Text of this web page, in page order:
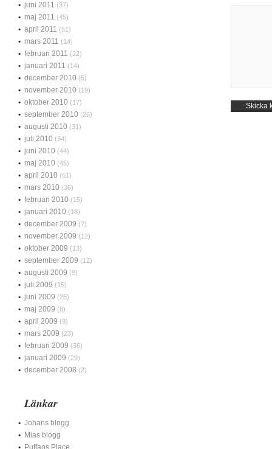
juni 2011 (37)
maj 2011 (45)
april 2011 (51)
mars 2011 (14)
februari 2011 (22)
januari 2011 (14)
december 2010 (5)
november 2010 (19)
oktober 2010 (17)
september 2010 (26)
augusti 2010 (31)
juli 2010 (34)
juni 2010 (44)
maj 2010 (45)
april 2010 (61)
mars 2010 (36)
februari 2010 (15)
januari 2010 (18)
december 2009 (7)
november 2009 (12)
oktober 2009 (13)
september 2009 (12)
augusti 2009 (9)
juli 2009 (15)
juni 2009 (25)
maj 2009 (8)
april 2009 (9)
mars 2009 (23)
februari 2009 (36)
januari 2009 (29)
december 2008 (2)
Länkar
Johans blogg
Mias blogg
Puffans Place